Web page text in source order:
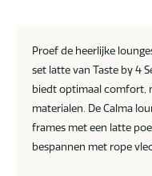
Proef de heerlijke
set latte van Taste by 4
biedt optimaal comfort,
materialen. De Calma
frames met een latte
bespannen met rope